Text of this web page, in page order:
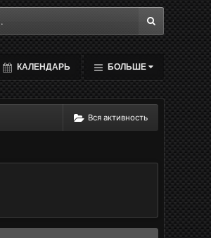
КАЛЕНДАРЬ БОЛЬШЕ
Вся активность